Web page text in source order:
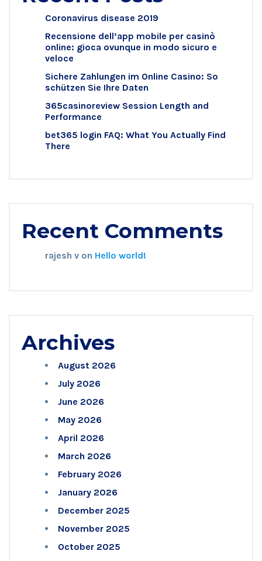
Coronavirus disease 2019
Recensione dell’app mobile per casinò
online: gioca ovunque in modo sicuro e
veloce
Sichere Zahlungen im Online Casino: So
schützen Sie Ihre Daten
365casinoreview Session Length and
Performance
bet365 login FAQ: What You Actually Find
There
Recent Comments
rajesh v on Hello world!
Archives
August 2026
July 2026
June 2026
May 2026
April 2026
March 2026
February 2026
January 2026
December 2025
November 2025
October 2025